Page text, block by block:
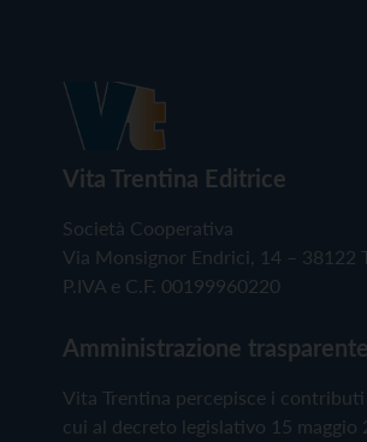
Vita Trentina Editrice
Società Cooperativa
Via Monsignor Endrici, 14 – 38122
P.IVA e C.F. 00199960220
Amministrazione trasparente
Vita Trentina percepisce i
cui al decreto legislativo 15 maggio